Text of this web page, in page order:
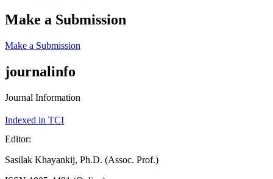
Make a Submission
Make a Submission
journalinfo
Journal Information
Indexed in TCI
Editor:
Sasilak Khayankij, Ph.D. (Assoc. Prof.)